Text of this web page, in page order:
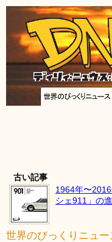
古い記事
1964年〜
シェ911」の
世界のびっくりニュー